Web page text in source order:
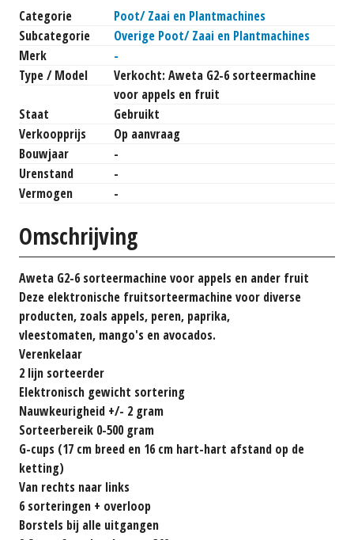
Categorie
Poot/ Zaai en Plantmachines
Subcategorie
Overige Poot/ Zaai en Plantmachines
Merk
-
Type / Model
Verkocht: Aweta G2-6 sorteermachine
voor appels en fruit
Staat
Gebruikt
Verkoopprijs
Op aanvraag
Bouwjaar
-
Urenstand
-
Vermogen
-
Omschrijving
Aweta G2-6 sorteermachine voor appels en ander fruit
Deze elektronische fruitsorteermachine voor diverse
producten, zoals appels, peren, paprika,
vleestomaten, mango's en avocados.
Verenkelaar
2 lijn sorteerder
Elektronisch gewicht sortering
Nauwkeurigheid +/- 2 gram
Sorteerbereik 0-500 gram
G-cups (17 cm breed en 16 cm hart-hart afstand op de
ketting)
Van rechts naar links
6 sorteringen + overloop
Borstels bij alle uitgangen